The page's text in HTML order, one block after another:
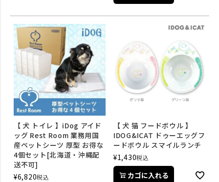
【 犬 トイレ 】iDog アイド
ッグ Rest Room 業務用国
産ペットシーツ 厚型 お得な
4個セット[北海道・沖縄配
送不可]
¥6,820税込
【 犬 猫 フードボウル 】
IDOG&ICAT ドゥーエッグフ
ードボウル スマイルランチ
¥1,430税込
カゴに入れる